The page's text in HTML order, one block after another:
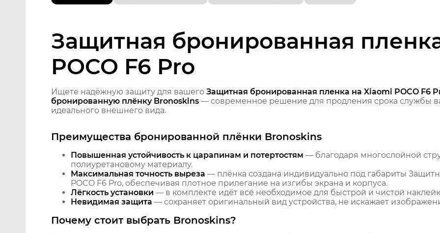
Защитная бронированная
POCO F6 Pro
Ищете надёжную защиту для вашего Защитная бронированная пленка на Xiaomi POCO F6
бронированную плёнку Bronoskins — современное решение для продления срока службы
идеального внешнего вида.
Преимущества бронированной плёнки Bronoskins
Повышенная устойчивость к царапинам и потертостям — благодаря многослойной
полиуретановому материалу.
Максимальная точность выреза — плёнка создана индивидуально под габариты
POCO F6 Pro, обеспечивая плотное прилегание на изгибы экрана и корпуса.
Лёгкость установки — в комплекте идёт всё необходимое для быстрой и чистой
Невидимая защита — сохраняет оригинальный вид устройства, не искажает
Почему стоит выбрать Bronoskins?